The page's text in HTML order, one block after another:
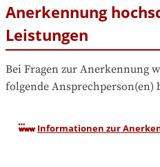
Anerkennung
Leistungen
Bei Fragen zur Anerkennung
folgende Ansprechperson(en)
Informationen zur